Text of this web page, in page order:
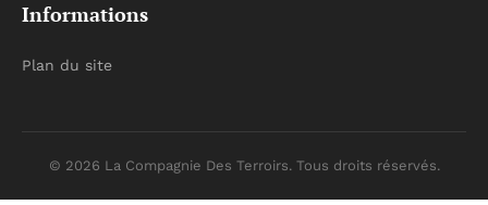
Informations
Plan du site
© 2026 La Compagnie Des Terroirs. Tous droits réservés.